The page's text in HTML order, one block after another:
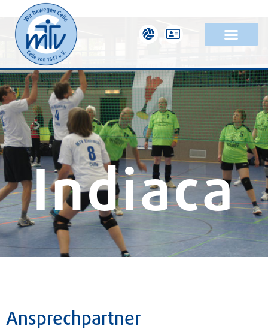
Indiaca
Ansprechpartner